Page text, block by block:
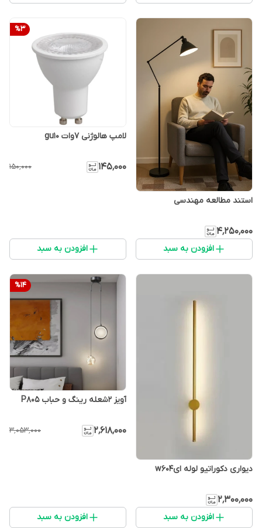
استند مطالعه مهندسی
۴٬۲۵۰٬۰۰۰
افزودن به سبد
%3
لامپ هالوژنی ۷وات gu10
۱۴۵٬۰۰۰ ۱۵۰٬۰۰۰
افزودن به سبد
دیواری دکوراتیو لوله ایw604
۲٬۳۰۰٬۰۰۰
افزودن به سبد
%14
آویز ۲شعله رینگ و حباب P805
۲٬۶۱۸٬۰۰۰ ۳٬۰۵۳٬۰۰۰
افزودن به سبد